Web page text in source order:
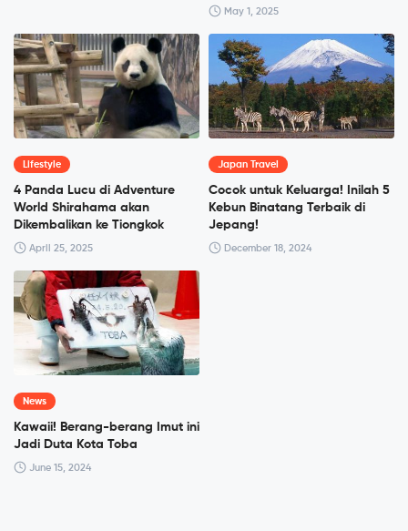
May 1, 2025
Lifestyle
4 Panda Lucu di Adventure
World Shirahama akan
Dikembalikan ke Tiongkok
April 25, 2025
Japan Travel
Cocok untuk Keluarga! Inilah 5
Kebun Binatang Terbaik di
Jepang!
December 18, 2024
News
Kawaii! Berang-berang Imut ini
Jadi Duta Kota Toba
June 15, 2024